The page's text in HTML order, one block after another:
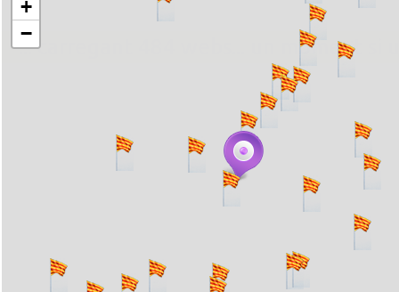
... carregant 484 webs... un moment si
+
−